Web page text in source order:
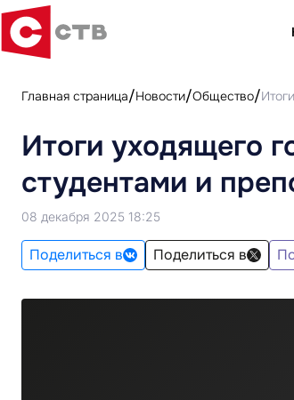
Главная страница Новости Общество
Итоги уходящего
студентами и
08 декабря 2025 18:25
Поделиться в Поделиться в